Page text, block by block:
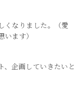
くなりました。（愛
ます）
、企画していきたいと